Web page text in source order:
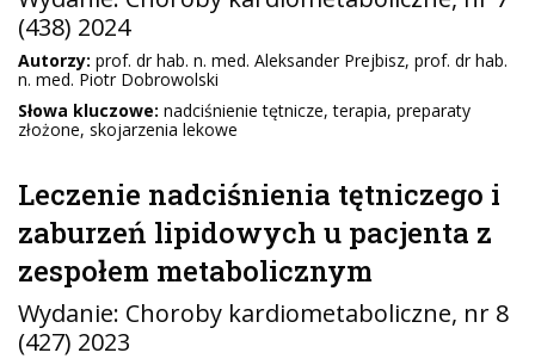
(438) 2024
Autorzy: prof. dr hab. n. med. Aleksander Prejbisz, prof. dr hab.
n. med. Piotr Dobrowolski
Słowa kluczowe: nadciśnienie tętnicze, terapia, preparaty
złożone, skojarzenia lekowe
Leczenie nadciśnienia tętniczego i
zaburzeń lipidowych u pacjenta z
zespołem metabolicznym
Wydanie: Choroby kardiometaboliczne, nr 8
(427) 2023